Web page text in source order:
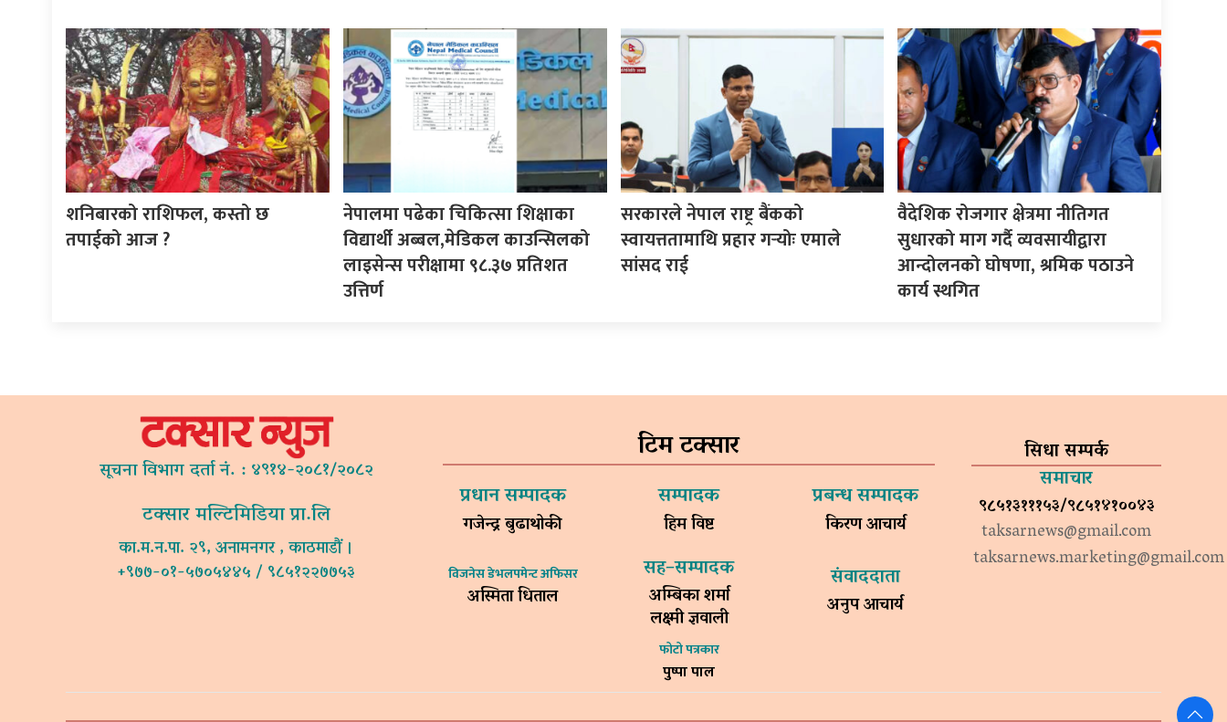
शनिबारको राशिफल, कस्तो छ
तपाईको आज ?
नेपालमा पढेका चिकित्सा शिक्षाका
विद्यार्थी अब्बल,मेडिकल काउन्सिलको
लाइसेन्स परीक्षामा ९८.३७ प्रतिशत
उत्तिर्ण
सरकारले नेपाल राष्ट्र बैंकको
स्वायत्ततामाथि प्रहार गर्‍योः एमाले
सांसद राई
वैदेशिक रोजगार क्षेत्रमा नीतिगत
सुधारको माग गर्दै व्यवसायीद्वारा
आन्दोलनको घोषणा, श्रमिक पठाउने
कार्य स्थगित
सूचना विभाग दर्ता नं. : ४९१४-२०८१/२०८२
टक्सार मल्टिमिडिया प्रा.लि
का.म.न.पा. २९, अनामनगर , काठमाडौं ।
+९७७-०१-५७०५४४५ / ९८५१२२७७५३
टिम टक्सार
प्रधान सम्पादक
गजेन्द्र बुढाथोकी
सम्पादक
हिम विष्ट
प्रबन्ध सम्पादक
किरण आचार्य
विजनेस डेभलपमेन्ट अफिसर
अस्मिता धिताल
सह–सम्पादक
अम्बिका शर्मा
लक्ष्मी ज्ञवाली
फोटो पत्रकार
पुष्पा पाल
संवाददाता
अनुप आचार्य
सिधा सम्पर्क
समाचार
९८५१३१११५३/९८५१४१००४३
taksarnews@gmail.com
taksarnews.marketing@gmail.com